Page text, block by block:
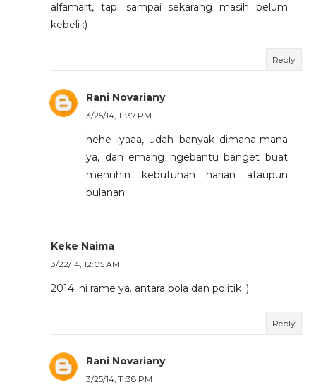
alfamart, tapi sampai sekarang masih belum
kebeli :)
Reply
Rani Novariany
3/25/14, 11:37 PM
hehe iyaaa, udah banyak dimana-mana
ya, dan emang ngebantu banget buat
menuhin kebutuhan harian ataupun
bulanan..
Keke Naima
3/22/14, 12:05 AM
2014 ini rame ya. antara bola dan politik :)
Reply
Rani Novariany
3/25/14, 11:38 PM